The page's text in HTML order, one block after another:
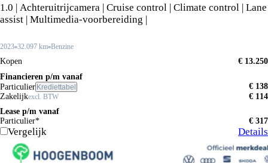
1.0 | Achteruitrijcamera | Cruise control | Climate control | Lane
assist | Multimedia-voorbereiding |
2023 32.097 km Benzine
Kopen
€ 13.250
Financieren p/m vanaf
Particulier Krediettabel
€ 138
Zakelijkexcl. BTW
€ 114
Lease p/m vanaf
Particulier*
€ 317
Vergelijk Details